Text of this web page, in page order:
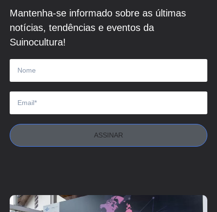
Mantenha-se informado sobre as últimas
notícias, tendências e eventos da
Suinocultura!
ASSINAR